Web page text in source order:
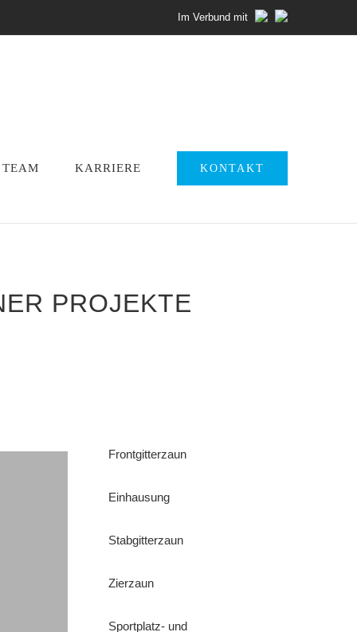
Im Verbund mit
TEAM KARRIERE KONTAKT
PROJEKTE
Frontgitterzaun
Einhausung
Stabgitterzaun
Zierzaun
Sportplatz- und